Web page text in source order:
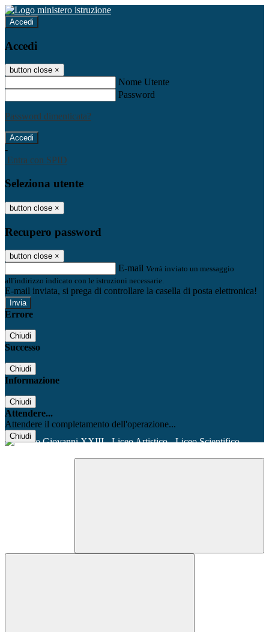
Accedi
Accedi
button close ×
Nome Utente
Password
Password dimenticata?
-
Entra con SPID
Seleziona utente
button close ×
Recupero password
button close ×
E-mail Verrà inviato un messaggio
all'indirizzo indicato con le istruzioni necessarie.
E-mail inviata, si prega di controllare la casella di posta elettronica!
Errore
Chiudi
Successo
Chiudi
Informazione
Chiudi
Attendere...
Attendere il completamento dell'operazione...
Chiudi